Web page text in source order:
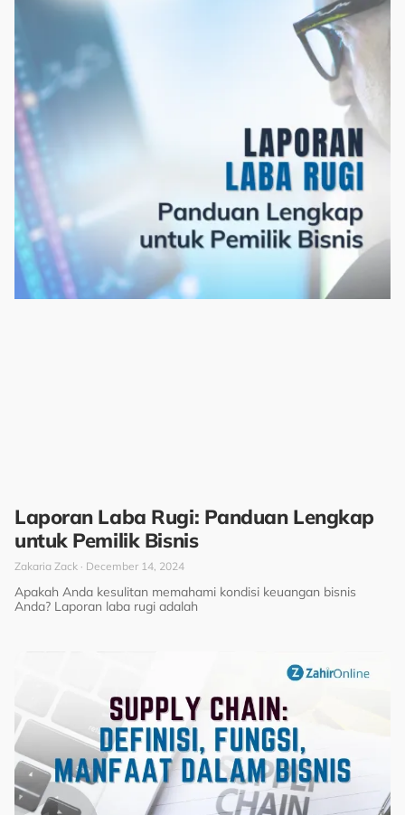
Laporan Laba Rugi: Panduan Lengkap
untuk Pemilik Bisnis
Zakaria Zack December 14, 2024
Apakah Anda kesulitan memahami kondisi keuangan bisnis
Anda? Laporan laba rugi adalah